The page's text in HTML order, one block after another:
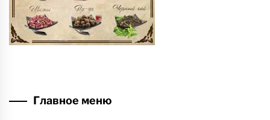
Главное меню